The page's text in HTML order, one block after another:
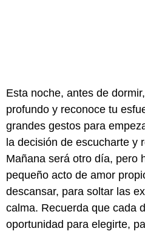
Esta noche, antes de
profundo y reconoce tu
grandes gestos para
la decisión de escucharte y
Mañana será otro día, pero
pequeño acto de amor
descansar, para soltar las
calma. Recuerda que cada
oportunidad para elegirte,